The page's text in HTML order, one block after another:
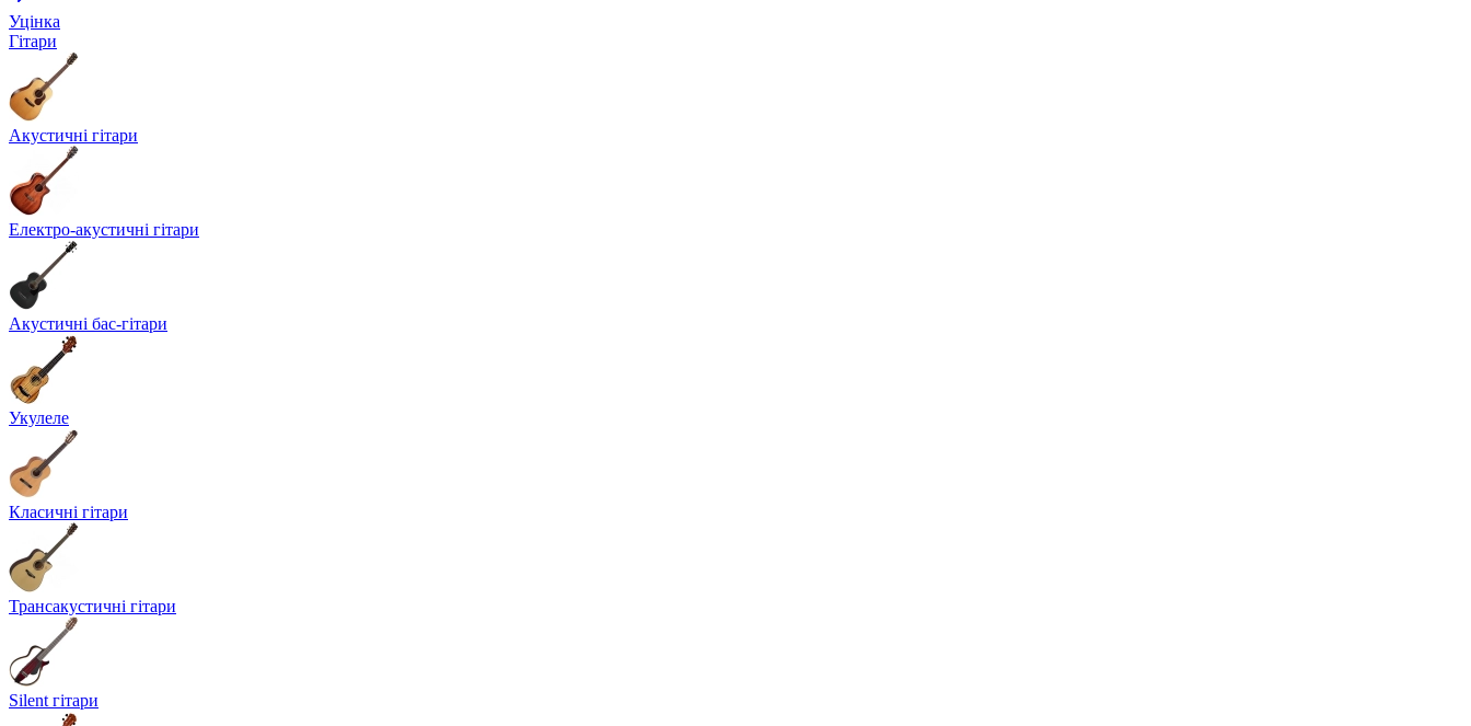
Уцінка
Гітари
Акустичні гітари
Електро-акустичні гітари
Акустичні бас-гітари
Укулеле
Класичні гітари
Трансакустичні гітари
Silent гітари